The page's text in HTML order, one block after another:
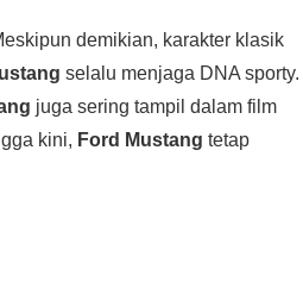
demikian, karakter klasik
selalu menjaga DNA sporty.
juga sering tampil dalam film
kini, Ford Mustang tetap